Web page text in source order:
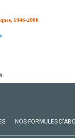
1946-2006
NOS FORMULES